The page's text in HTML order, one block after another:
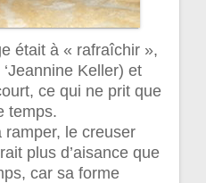
était à « rafraîchir »,
Keller) et
ce qui ne prit que
temps.
ramper, le creuser
plus d’aisance que
car sa forme